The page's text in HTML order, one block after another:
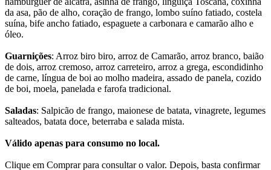
da asa, pão de alho, coração de frango, lombo suíno fatiado, costela
suína, bife ancho fatiado, espaguete a carbonara e camarão alho e
óleo.
Guarnições: Arroz biro biro, arroz de Camarão, arroz branco, baião
de dois, arroz cremoso, arroz carreteiro, arroz a grega, escondidinho
de carne, língua de boi ao molho madeira, assado de panela, cozido
de boi, moela, panelada e farofa tradicional.
Saladas: Salpicão de frango, maionese de batata, vinagrete, legumes
salteados, batata doce, beterraba e salada mista.
Válido apenas para consumo no local.
Clique em Comprar para consultar o valor. Depois, basta confirmar